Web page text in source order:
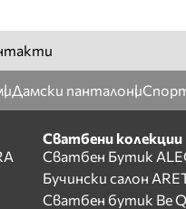
Дамски панталони
Сватбени колекции
Сватбен Бутик
Бучински салон
Сватбен бутик Be